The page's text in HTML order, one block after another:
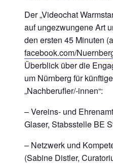
Der „Videochat
auf ungezwungene Art
den ersten 45 Minuten
facebook.com/
Überblick über die
um Nürnberg für
„Nachberufler/-innen“:
– Vereins- und
Glaser, Stabsstelle BE
– Netzwerk und
(Sabine Distler,